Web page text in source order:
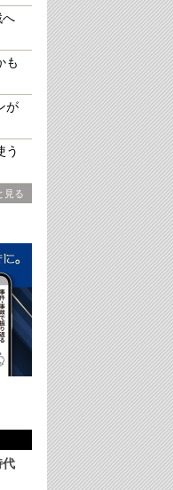
へ
も
が
う
見る